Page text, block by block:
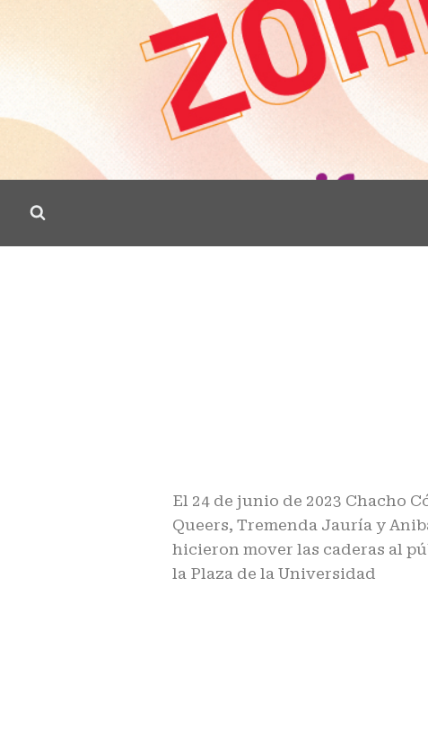
El 24 de junio de 2023 Chacho
Queers, Tremenda Jauría y
hicieron mover las caderas al
la Plaza de la Universidad